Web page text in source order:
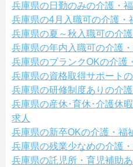
兵庫県の日勤のみの介護・
兵庫県の4月入職可の介護・
兵庫県の夏～秋入職可の介
兵庫県の年内入職可の介護
兵庫県のブランクOKの介護
兵庫県の資格取得サポート
兵庫県の研修制度ありの介
兵庫県の産休･育休･介護休
求人
兵庫県の新卒OKの介護・福
兵庫県の残業少なめの介護
兵庫県の託児所・育児補助